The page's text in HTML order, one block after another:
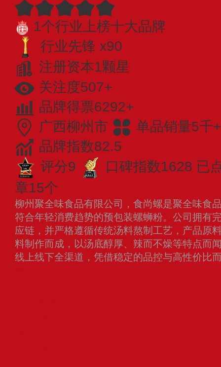
1个行业上榜十大品牌
行业先锋 x90
注册资本1颗星
关注度507+
品牌得票6292+
广西柳州市
单品销量5千+
品牌指数82.5
评分9
口碑指数1628 已
章15个
柳州聚全味食品有限公司，食尚螺是聚全味食
符合年轻消费趋势的预包装螺蛳粉。公司拥有
应链，并严格遵循传统汤料熬制工艺，产品原
料制作而成，以汤底醇厚、辣而不燥等特点而
线上线下全渠道，凭借稳定的品控与高性价比